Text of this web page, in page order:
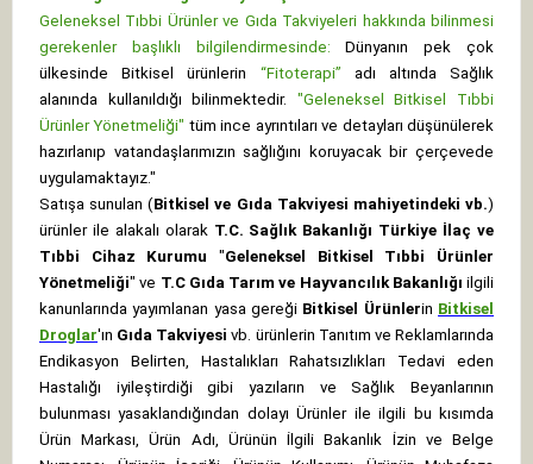
Geleneksel Tıbbi Ürünler ve Gıda Takviyeleri hakkında bilinmesi
gerekenler başlıklı bilgilendirmesinde:
Dünyanın pek çok
ülkesinde Bitkisel ürünlerin “Fitoterapi” adı altında Sağlık
alanında kullanıldığı bilinmektedir. "Geleneksel Bitkisel Tıbbi
Ürünler Yönetmeliği" tüm ince ayrıntıları ve detayları düşünülerek
hazırlanıp vatandaşlarımızın sağlığını koruyacak bir çerçevede
uygulamaktayız."
Satışa sunulan (Bitkisel ve Gıda Takviyesi mahiyetindeki vb.)
ürünler ile alakalı olarak T.C. Sağlık Bakanlığı Türkiye İlaç ve
Tıbbi Cihaz Kurumu "Geleneksel Bitkisel Tıbbi Ürünler
Yönetmeliği" ve T.C Gıda Tarım ve Hayvancılık Bakanlığı ilgili
kanunlarında yayımlanan yasa gereği Bitkisel Ürünlerin Bitkisel
Droglar'ın Gıda Takviyesi vb. ürünlerin Tanıtım ve Reklamlarında
Endikasyon Belirten, Hastalıkları Rahatsızlıkları Tedavi eden
Hastalığı iyileştirdiği gibi yazıların ve Sağlık Beyanlarının
bulunması yasaklandığından dolayı Ürünler ile ilgili bu kısımda
Ürün Markası, Ürün Adı, Ürünün İlgili Bakanlık İzin ve Belge